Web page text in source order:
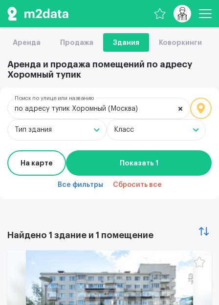
Аренда Продажа Здания Коворкинги
Аренда и продажа помещений по адресу
Хоромный тупик
Тип здания Класс
по адресу тупик Хоромный (Москва)
Поиск по улице или названию
На карте Показать 1
Все фильтры Сбросить все
Найдено 1 здание и 1 помещение